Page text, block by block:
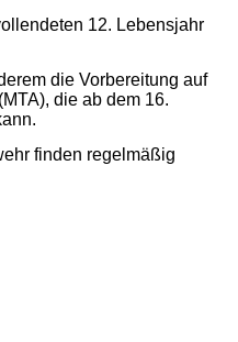
12. Lebensjahr
die Vorbereitung auf
die ab dem 16.
finden regelmäßig